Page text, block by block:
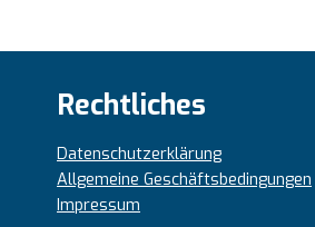
Rechtliches
Datenschutzerklärung
Allgemeine Geschäftsbedingungen
Impressum